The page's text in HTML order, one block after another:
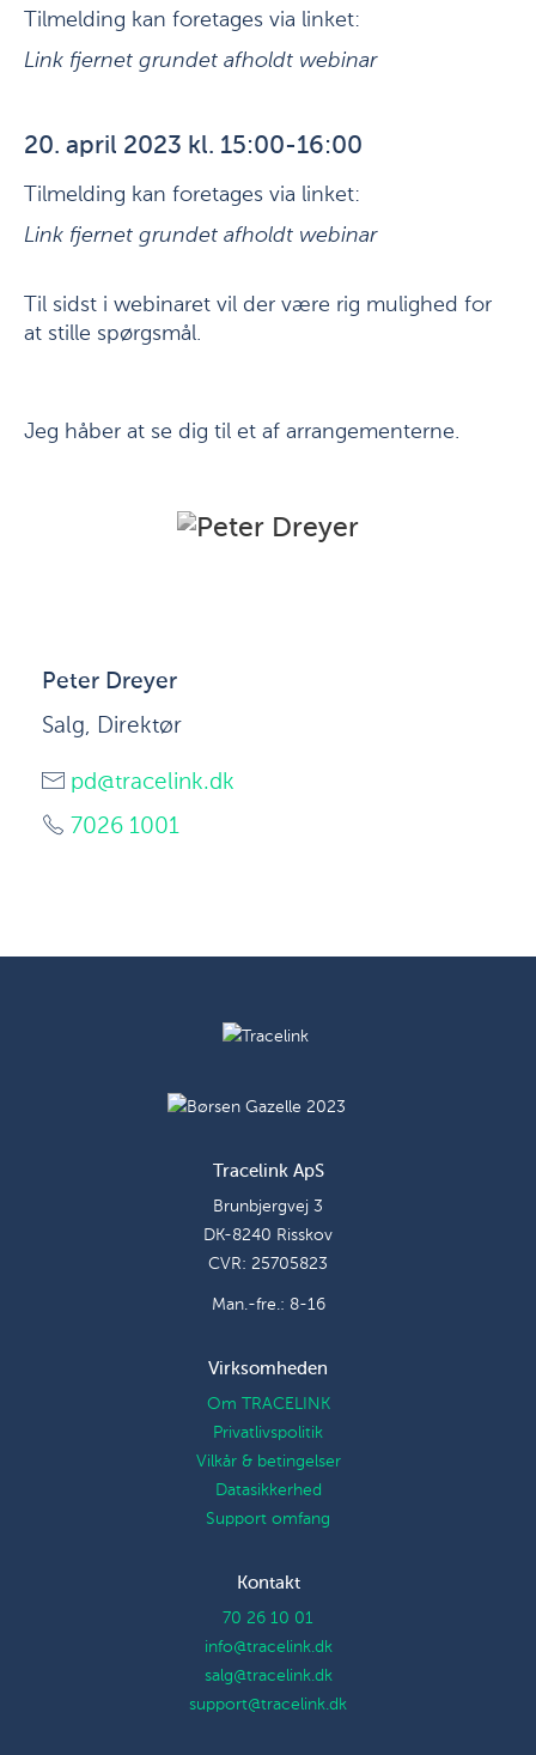
Tilmelding kan foretages via linket:
Link fjernet grundet afholdt webinar
20. april 2023 kl. 15:00-16:00
Tilmelding kan foretages via linket:
Link fjernet grundet afholdt webinar
Til sidst i webinaret vil der være rig mulighed for
at stille spørgsmål.
Jeg håber at se dig til et af arrangementerne.
Peter Dreyer
Salg, Direktør
pd@tracelink.dk
7026 1001
Tracelink ApS
Brunbjergvej 3
DK-8240 Risskov
CVR: 25705823
Man.-fre.: 8-16
Virksomheden
Om TRACELINK
Privatlivspolitik
Vilkår & betingelser
Datasikkerhed
Support omfang
Kontakt
70 26 10 01
info@tracelink.dk
salg@tracelink.dk
support@tracelink.dk